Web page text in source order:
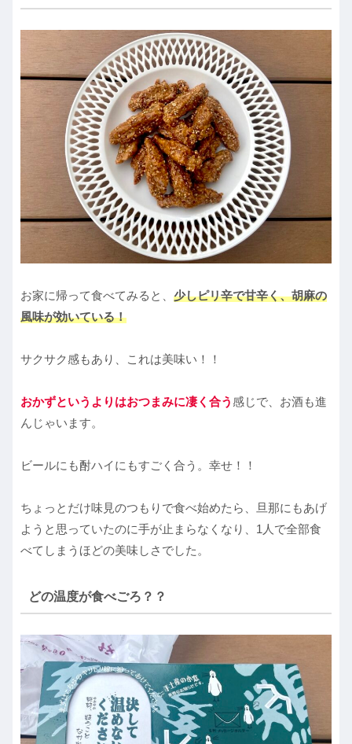
お家に帰って食べてみると、 少しピリ辛で甘辛く、胡麻の
風味が効いている！
サクサク感もあり、これは美味い！！
おかずというよりはおつまみに凄く合う 感じで、お酒も進
んじゃいます。
ビールにも酎ハイにもすごく合う。幸せ！！
ちょっとだけ味見のつもりで食べ始めたら、旦那にもあげ
ようと思っていたのに手が止まらなくなり、1人で全部食
べてしまうほどの美味しさでした。
どの温度が食べごろ？？